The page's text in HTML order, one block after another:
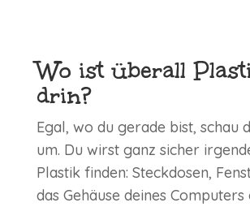
Wo ist überall
drin?
Egal, wo du gerade bist, schau
um. Du wirst ganz sicher
Plastik finden: Steckdosen,
das Gehäuse deines